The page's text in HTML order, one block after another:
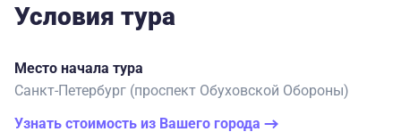
Условия тура
Место начала тура
Санкт-Петербург (проспект Обуховской Обороны)
Узнать стоимость из Вашего города